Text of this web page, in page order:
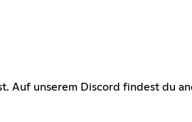
Auf unserem Discord findest du